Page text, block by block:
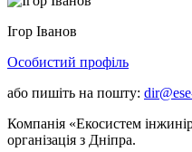
Ігор Іванов
Особистий профіль
або пишіть на пошту:
Компанія «Екосистем
організація з Дніпра.